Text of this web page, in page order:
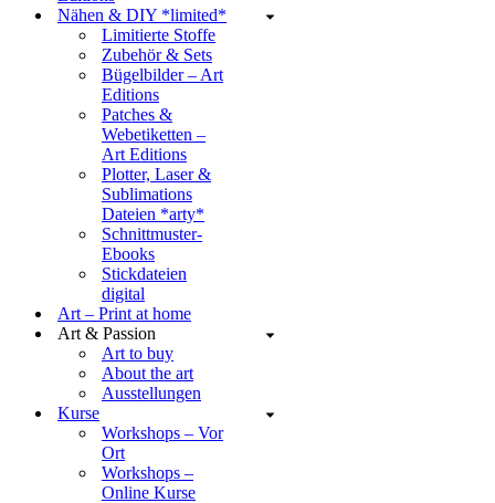
Nähen & DIY *limited*
Limitierte Stoffe
Zubehör & Sets
Bügelbilder – Art
Editions
Patches &
Webetiketten –
Art Editions
Plotter, Laser &
Sublimations
Dateien *arty*
Schnittmuster-
Ebooks
Stickdateien
digital
Art – Print at home
Art & Passion
Art to buy
About the art
Ausstellungen
Kurse
Workshops – Vor
Ort
Workshops –
Online Kurse